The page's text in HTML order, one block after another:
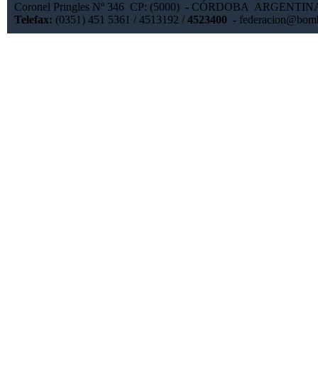
Coronel Pringles Nº 346 CP: (5000) - CÓRDOBA
Telefax: (0351) 451 5361 / 4513192 / 4523400-